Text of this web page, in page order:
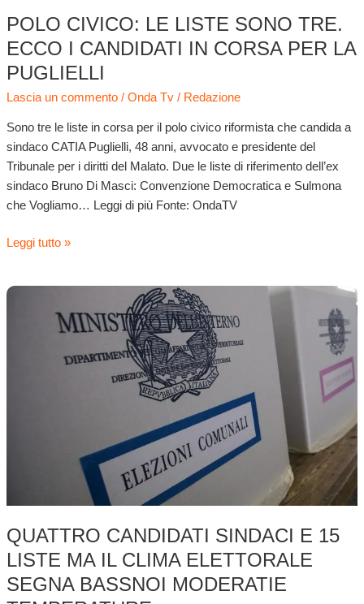
POLO CIVICO: LE LISTE SONO TRE.
ECCO I CANDIDATI IN CORSA PER LA
PUGLIELLI
Lascia un commento / Onda Tv/ Redazione
Sono tre le liste in corsa per il polo civico riformista che candida a
sindaco CATIA Puglielli, 48 anni, avvocato e presidente del
Tribunale per i diritti del Malato. Due le liste di riferimento dell’ex
sindaco Bruno Di Masci: Convenzione Democratica e Sulmona
che Vogliamo… Leggi di più Fonte: OndaTV
Leggi tutto »
QUATTRO CANDIDATI SINDACI E 15
LISTE MA IL CLIMA ELETTORALE
SEGNA BASSNOI MODERATIE
Quattro
bassNoi
Moderatie
temperature